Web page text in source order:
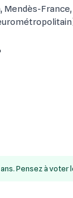
Pensez à voter